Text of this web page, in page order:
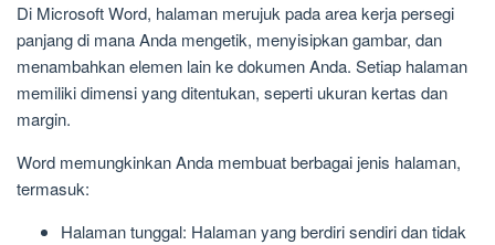
Di Microsoft Word, halaman merujuk pada area kerja persegi
panjang di mana Anda mengetik, menyisipkan gambar, dan
menambahkan elemen lain ke dokumen Anda. Setiap halaman
memiliki dimensi yang ditentukan, seperti ukuran kertas dan
margin.
Word memungkinkan Anda membuat berbagai jenis halaman,
termasuk:
Halaman tunggal: Halaman yang berdiri sendiri dan tidak